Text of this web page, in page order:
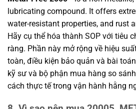
lubricating compound. It offers
water-resistant properties, and rust
Hãy cụ thể hóa thành SOP với tiêu
ràng. Phần này mở rộng về hiệu
toàn, điều kiện bảo quản và bài
kỹ sư và bộ phận mua hàng so
cách thực tế trong vận hành hằng